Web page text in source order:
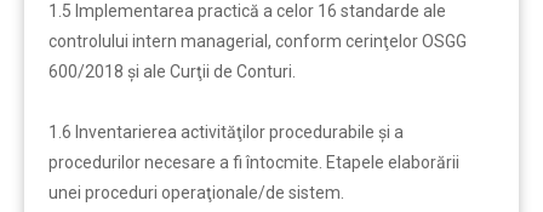
1.5 Implementarea practică a celor 16 standarde ale
controlului intern managerial, conform cerinţelor OSGG
600/2018 şi ale Curţii de Conturi.
1.6 Inventarierea activităţilor procedurabile şi a
procedurilor necesare a fi întocmite. Etapele elaborării
unei proceduri operaţionale/de sistem.